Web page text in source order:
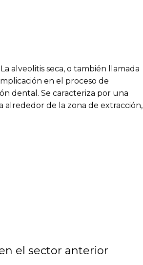
alveolitis seca, o también llamada
en el proceso de
dental. Se caracteriza por una
alrededor de la zona de extracción,
el sector anterior